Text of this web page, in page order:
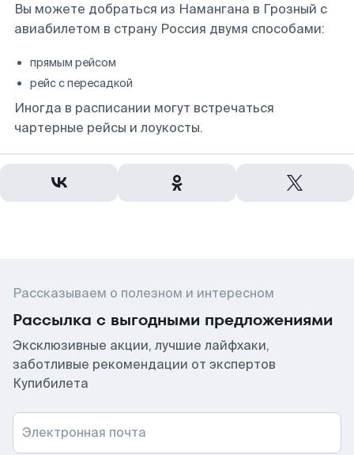
Вы можете добраться из Намангана в Грозный с
авиабилетом в страну Россия двумя способами:
прямым рейсом
рейс с пересадкой
Иногда в расписании могут встречаться
чартерные рейсы и лоукосты.
Рассказываем о полезном и интересном
Рассылка с выгодными предложениями
Эксклюзивные акции, лучшие лайфхаки,
заботливые рекомендации от экспертов
Купибилета
Электронная почта